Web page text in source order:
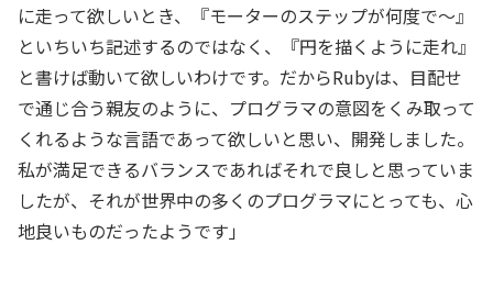
に走って欲しいとき、『モーターのステップが何度で～』
といちいち記述するのではなく、『円を描くように走れ』
と書けば動いて欲しいわけです。だからRubyは、目配せ
で通じ合う親友のように、プログラマの意図をくみ取って
くれるような言語であって欲しいと思い、開発しました。
私が満足できるバランスであればそれで良しと思っていま
したが、それが世界中の多くのプログラマにとっても、心
地良いものだったようです」